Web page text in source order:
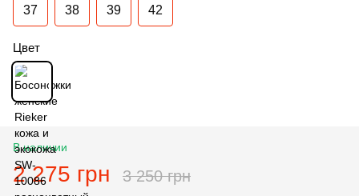
37 38 39 42
Цвет
В наличии
2 275 грн 3 250 грн